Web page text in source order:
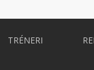
TRÉNERI